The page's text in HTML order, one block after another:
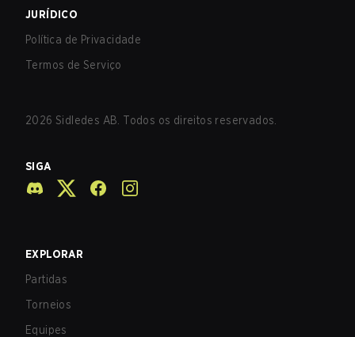
JURÍDICO
Política de Privacidade
Termos de Serviço
2026 Sidledes AB. Todos os direitos reservados.
SIGA
EXPLORAR
Partidas
Torneios
Equipes